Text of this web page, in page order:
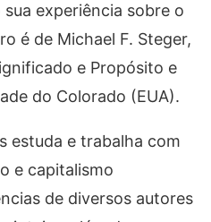
experiência sobre o
é de Michael F. Steger,
e Propósito e
do Colorado (EUA).
estuda e trabalha com
e capitalismo
de diversos autores